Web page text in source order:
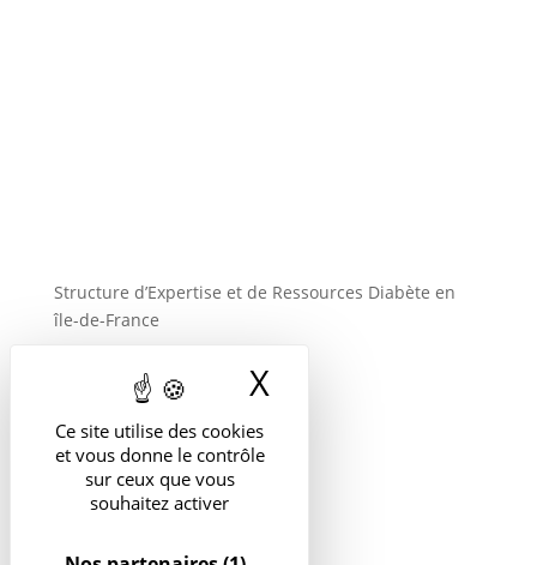
Ce site utilise des cookies
et vous donne le contrôle
sur ceux que vous
souhaitez activer
X
Structure d’Expertise et de Ressources Diabète en
île-de-France